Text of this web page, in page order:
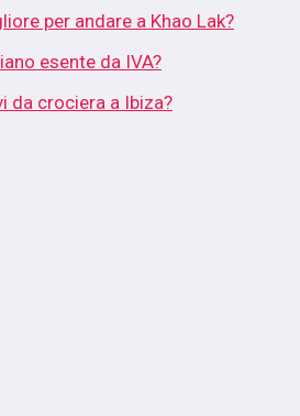
per andare a Khao Lak?
esente da IVA?
da crociera a Ibiza?